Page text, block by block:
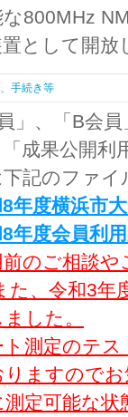
800MHz
として開放
手続き等
員」、「B会
「成果公開利
記のファ
年度横浜市
年度会員利
前のご相談
た、令和3年
した。
ト測定のテ
りますので
定可能な